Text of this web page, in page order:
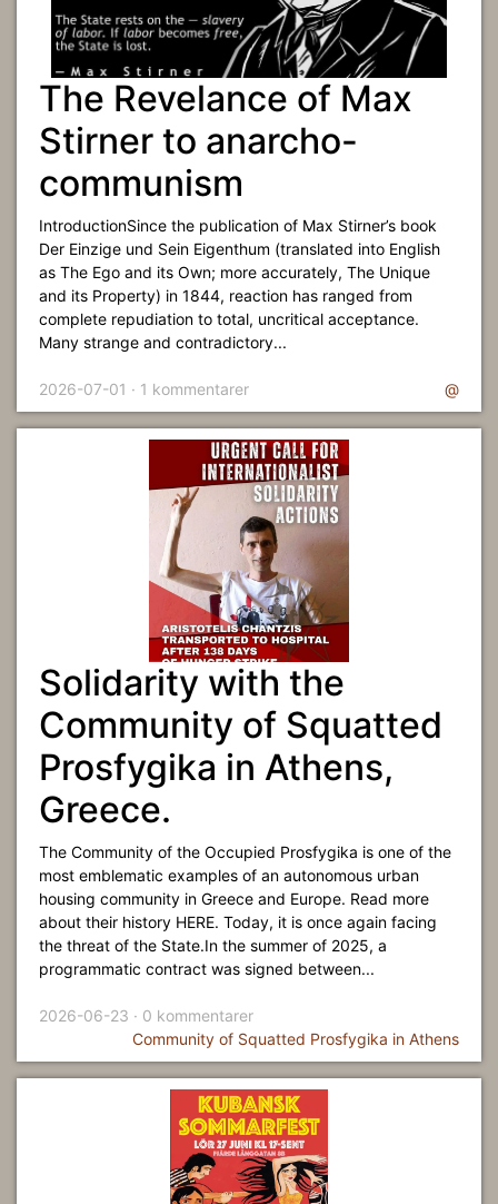
The Revelance of Max
Stirner to anarcho-
communism
IntroductionSince the publication of Max Stirner’s book
Der Einzige und Sein Eigenthum (translated into English
as The Ego and its Own; more accurately, The Unique
and its Property) in 1844, reaction has ranged from
complete repudiation to total, uncritical acceptance.
Many strange and contradictory...
2026-07-01 · 1 kommentarer @
Solidarity with the
Community of Squatted
Prosfygika in Athens,
Greece.
The Community of the Occupied Prosfygika is one of the
most emblematic examples of an autonomous urban
housing community in Greece and Europe. Read more
about their history HERE. Today, it is once again facing
the threat of the State.In the summer of 2025, a
programmatic contract was signed between...
2026-06-23 · 0 kommentarer
Community of Squatted Prosfygika in Athens